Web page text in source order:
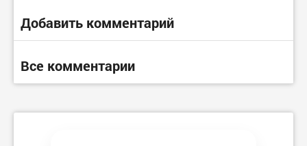
Добавить комментарий
Все комментарии